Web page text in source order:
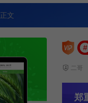
正文
#
二哥
郑